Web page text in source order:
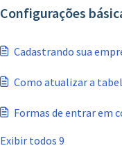
Configurações
Cadastrando sua
Como atualizar a
Formas de entrar em
Exibir todos 9